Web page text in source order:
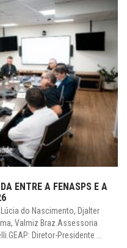
ENTRE A FENASPS E A
do Nascimento, Djalter
Valmiz Braz.Assessoria
Diretor-Presidente ...